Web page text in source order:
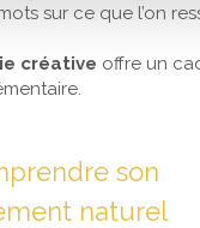
sur ce que l’on
créative offre un
son
naturel